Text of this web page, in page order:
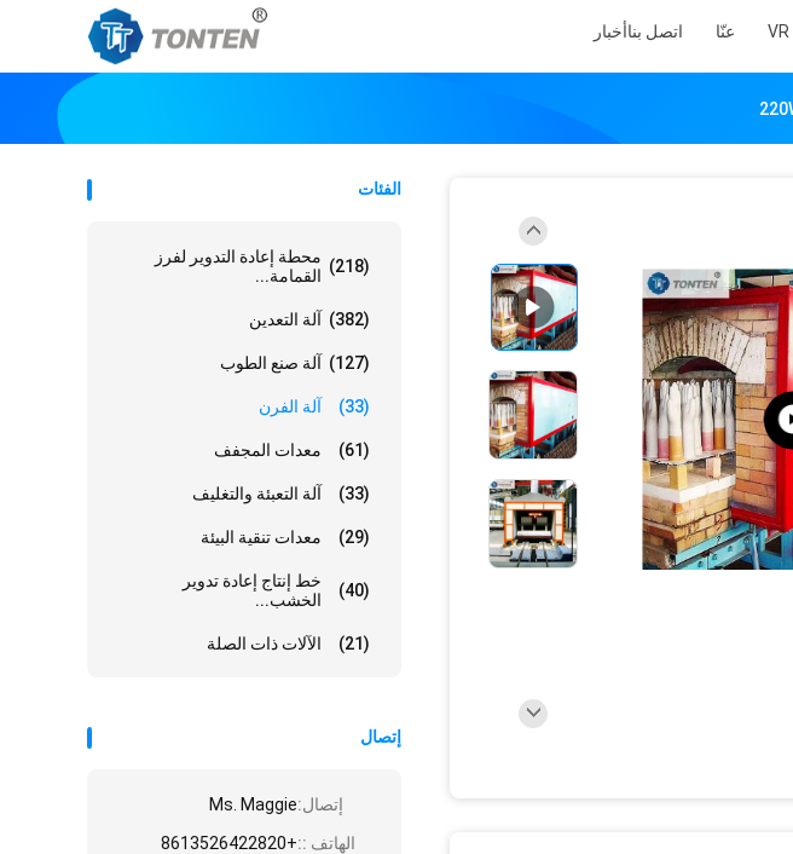
عنّا اتصل بناأخبار
الفئات
محطة إعادة التدوير لفرز
القمامة...
(218)
آلة التعدين (382)
آلة صنع الطوب (127)
آلة الفرن (33)
معدات المجفف (61)
آلة التعبئة والتغليف (33)
معدات تنقية البيئة (29)
خط إنتاج إعادة تدوير
الخشب...
(40)
الآلات ذات الصلة (21)
إتصال
إتصال:Ms. Maggie
الهاتف ::+8613526422820